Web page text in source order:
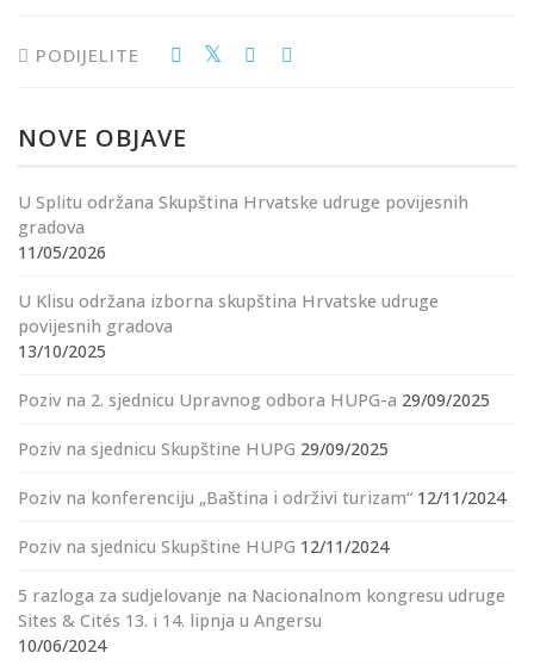
PODIJELITE
NOVE OBJAVE
U Splitu održana Skupština Hrvatske udruge povijesnih
gradova
11/05/2026
U Klisu održana izborna skupština Hrvatske udruge
povijesnih gradova
13/10/2025
Poziv na 2. sjednicu Upravnog odbora HUPG-a 29/09/2025
Poziv na sjednicu Skupštine HUPG 29/09/2025
Poziv na konferenciju „Baština i održivi turizam“ 12/11/2024
Poziv na sjednicu Skupštine HUPG 12/11/2024
5 razloga za sudjelovanje na Nacionalnom kongresu udruge
Sites & Cités 13. i 14. lipnja u Angersu
10/06/2024